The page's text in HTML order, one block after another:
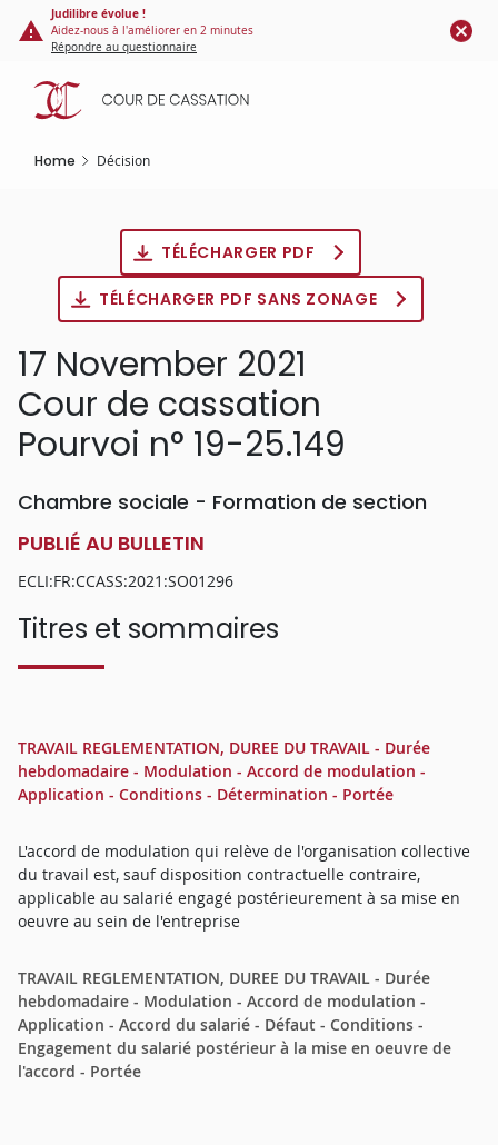
Cookies management panel
content
Judilibre évolue !
Aidez-nous à l'améliorer en 2 minutes
Répondre au questionnaire
Home Décision
TÉLÉCHARGER PDF
TÉLÉCHARGER PDF SANS ZONAGE
17 November 2021
Cour de cassation
Pourvoi n° 19-25.149
Chambre sociale - Formation de section
PUBLIÉ AU BULLETIN
ECLI:FR:CCASS:2021:SO01296
Titres et sommaires
TRAVAIL REGLEMENTATION, DUREE DU TRAVAIL - Durée
hebdomadaire - Modulation - Accord de modulation -
Application - Conditions - Détermination - Portée
L'accord de modulation qui relève de l'organisation collective
du travail est, sauf disposition contractuelle contraire,
applicable au salarié engagé postérieurement à sa mise en
oeuvre au sein de l'entreprise
TRAVAIL REGLEMENTATION, DUREE DU TRAVAIL - Durée
hebdomadaire - Modulation - Accord de modulation -
Application - Accord du salarié - Défaut - Conditions -
Engagement du salarié postérieur à la mise en oeuvre de
l'accord - Portée